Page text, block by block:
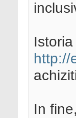
http://
In